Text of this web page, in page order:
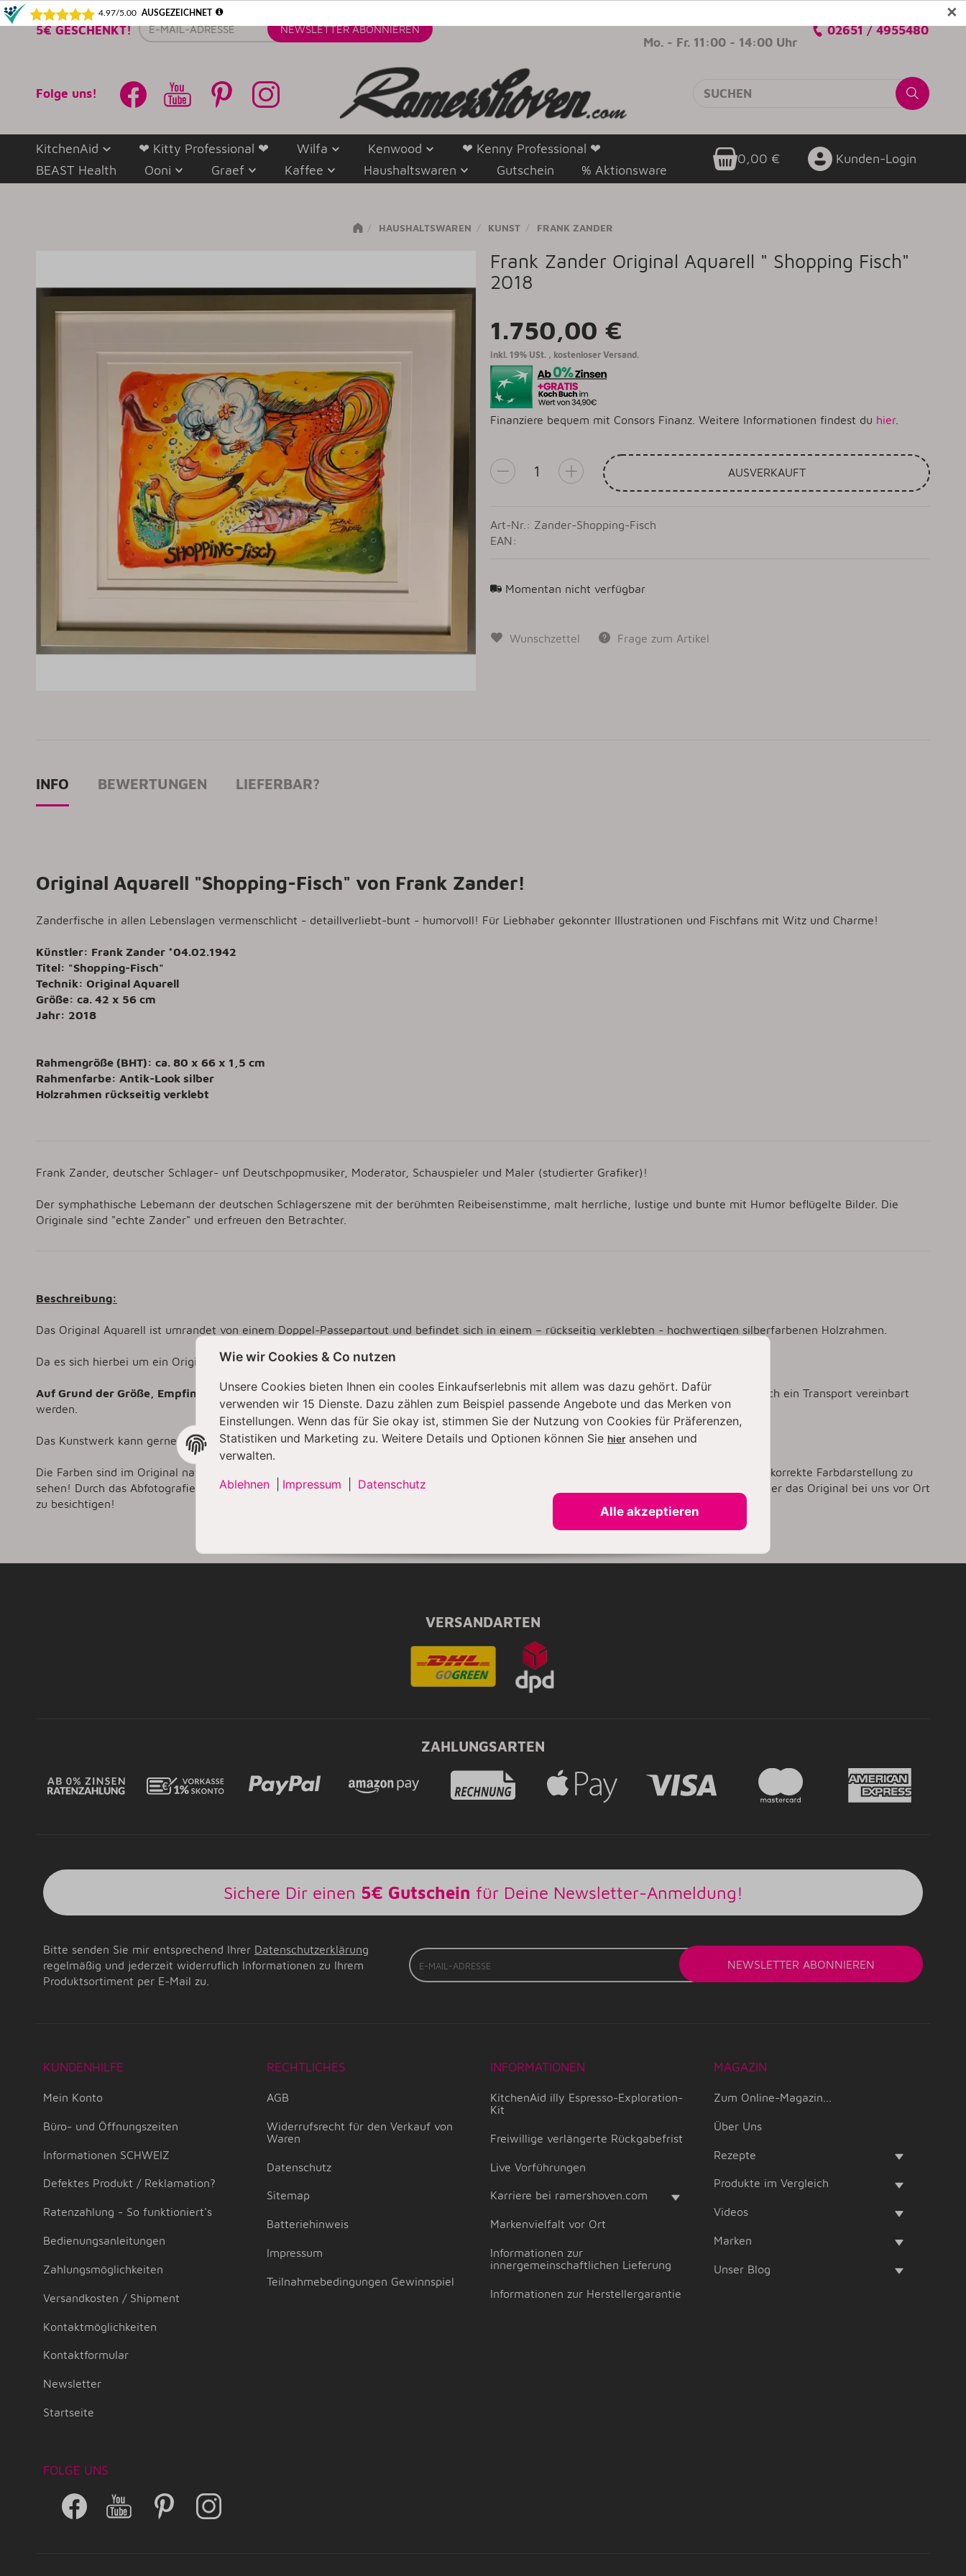
✕
5€ GESCHENKT! E-
Mail-
NEWSLETTER ABONNIEREN
Mo. - Fr. 11:00 - 14:00 Uhr
02651 / 4955480
Folge uns!
KitchenAid ❤ Kitty Professional ❤ Wilfa Kenwood
❤ Kenny Professional ❤
BEAST Health
Ooni Graef Kaffee Haushaltswaren Gutschein % Aktionsware
0,00 € Kunden-Login
HAUSHALTSWAREN KUNST FRANK ZANDER
Frank Zander Original Aquarell " Shopping Fisch"
2018
1.750,00 €
inkl. 19% USt. , kostenloser Versand.
Finanziere bequem mit Consors Finanz. Weitere Informationen findest du hier.
AUSVERKAUFT
Art-Nr.: Zander-Shopping-Fisch
EAN:
Momentan nicht verfügbar
Wunschzettel Frage zum Artikel
INFO BEWERTUNGEN LIEFERBAR?
Original Aquarell "Shopping-Fisch" von Frank Zander!
Zanderfische in allen Lebenslagen vermenschlicht - detaillverliebt-bunt - humorvoll! Für Liebhaber gekonnter Illustrationen und Fischfans mit Witz und Charme!
Künstler: Frank Zander *04.02.1942
Titel: "Shopping-Fisch"
Technik: Original Aquarell
Größe: ca. 42 x 56 cm
Jahr: 2018
Rahmengröße (BHT): ca. 80 x 66 x 1,5 cm
Rahmenfarbe: Antik-Look silber
Holzrahmen rückseitig verklebt
Frank Zander, deutscher Schlager- unf Deutschpopmusiker, Moderator, Schauspieler und Maler (studierter Grafiker)!
Der symphathische Lebemann der deutschen Schlagerszene mit der berühmten Reibeisenstimme, malt herrliche, lustige und bunte mit Humor beflügelte Bilder. Die
Originale sind "echte Zander" und erfreuen den Betrachter.
Beschreibung:
Das Original Aquarell ist umrandet von einem Doppel-Passepartout und befindet sich in einem – rückseitig verklebten - hochwertigen silberfarbenen Holzrahmen.
Da es sich hierbei um ein Original Aquarell von Frank Zander handelt, sind sehr gute Chancen auf Wertsteigerung möglich!
Auf Grund der Größe, Empfindlichkeit und des hohen Wertes, wird die persönliche Abholung vor Ort bevorzugt.Gerne kann jedoch auch ein Transport vereinbart
werden.
Das Kunstwerk kann gerne vorab in 56727 Mayen besichtigt werden.
Die Farben sind im Original natürlich intensiver, als auf den Fotos. Die hier gezeigten Fotos sind nicht als Referenz für die Farbbrillianz bzw. korrekte Farbdarstellung zu
sehen! Durch das Abfotografieren und unterschiedliche Bildschirmeinstellungen kann es zu Farbverfälschungen kommen. Wir empfehlen daher das Original bei uns vor Ort
zu besichtigen!
VERSANDARTEN
ZAHLUNGSARTEN
Sichere Dir einen 5€ Gutschein für Deine Newsletter-Anmeldung!
Bitte senden Sie mir entsprechend Ihrer Datenschutzerklärung
regelmäßig und jederzeit widerruflich Informationen zu Ihrem
Produktsortiment per E-Mail zu.
E-
Mail-
Adresse
NEWSLETTER ABONNIEREN
KUNDENHILFE
Mein Konto
Büro- und Öffnungszeiten
Informationen SCHWEIZ
Defektes Produkt / Reklamation?
Ratenzahlung - So funktioniert's
Bedienungsanleitungen
Zahlungsmöglichkeiten
Versandkosten / Shipment
Kontaktmöglichkeiten
Kontaktformular
Newsletter
Startseite
RECHTLICHES
AGB
Widerrufsrecht für den Verkauf von
Waren
Datenschutz
Sitemap
Batteriehinweis
Impressum
Teilnahmebedingungen Gewinnspiel
INFORMATIONEN
KitchenAid illy Espresso-Exploration-
Kit
Freiwillige verlängerte Rückgabefrist
Live Vorführungen
Karriere bei ramershoven.com
Markenvielfalt vor Ort
Informationen zur
innergemeinschaftlichen Lieferung
Informationen zur Herstellergarantie
MAGAZIN
Zum Online-Magazin...
Über Uns
Rezepte
Produkte im Vergleich
Videos
Marken
Unser Blog
FOLGE UNS
Wie wir Cookies & Co nutzen
Unsere Cookies bieten Ihnen ein cooles Einkaufserlebnis mit allem was dazu gehört. Dafür
verwenden wir 15 Dienste. Dazu zählen zum Beispiel passende Angebote und das Merken von
Einstellungen. Wenn das für Sie okay ist, stimmen Sie der Nutzung von Cookies für Präferenzen,
Statistiken und Marketing zu. Weitere Details und Optionen können Sie hier ansehen und
verwalten.
Ablehnen
Impressum
Datenschutz
Alle akzeptieren